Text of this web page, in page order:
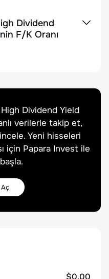
Dividend
F/K Oranı
Dividend Yield
verilerle takip et,
Yeni hisseleri
için Papara Invest ile
$0.00